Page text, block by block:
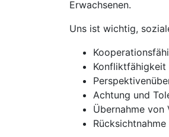
Erwachsenen.
Uns ist wichtig,
Achtung und
Übernahme von
Rücksichtnahme